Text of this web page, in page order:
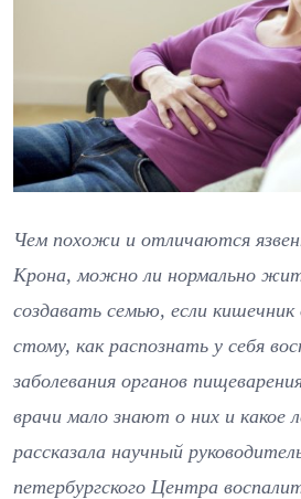
Чем похожи и отличаются
Крона, можно ли нормально
создавать семью, если
стому, как распознать у себя
заболевания органов
врачи мало знают о них и какое
рассказала научный
петербургского Центра